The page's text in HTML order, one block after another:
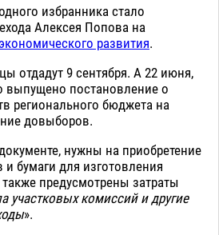
избранника стало
Алексея Попова на
развития.
отдадут 9 сентября. А 22 июня,
выпущено постановление о
регионального бюджета на
довыборов.
нужны на приобретение
и бумаги для изготовления
предусмотрены затраты
участковых комиссий и другие
».